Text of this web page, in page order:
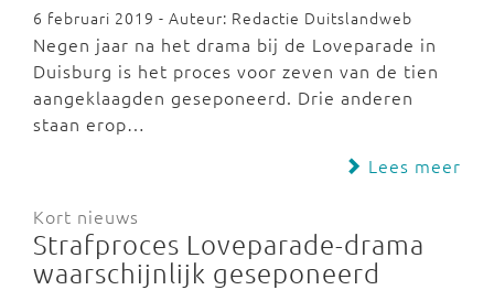
6 februari 2019 - Auteur: Redactie Duitslandweb
Negen jaar na het drama bij de Loveparade in
Duisburg is het proces voor zeven van de tien
aangeklaagden geseponeerd. Drie anderen
staan erop…
Lees meer
Kort nieuws
Strafproces Loveparade-drama
waarschijnlijk geseponeerd